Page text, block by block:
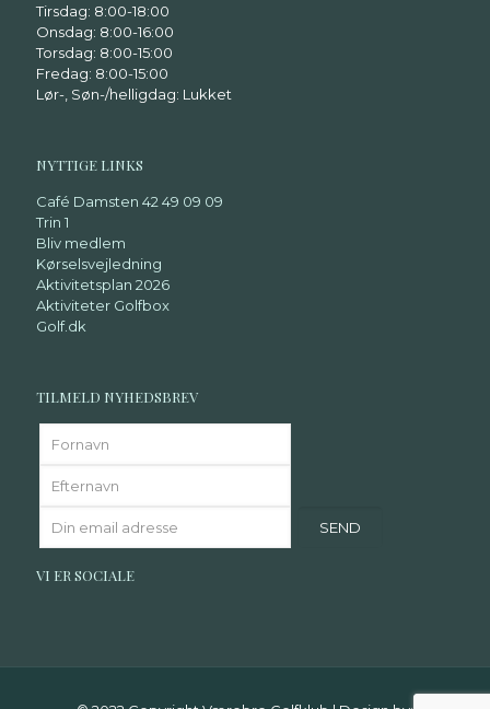
Tirsdag: 8:00-18:00
Onsdag: 8:00-16:00
Torsdag: 8:00-15:00
Fredag: 8:00-15:00
Lør-, Søn-/helligdag: Lukket
NYTTIGE LINKS
Café Damsten 42 49 09 09
Trin 1
Bliv medlem
Kørselsvejledning
Aktivitetsplan 2026
Aktiviteter Golfbox
Golf.dk
TILMELD NYHEDSBREV
VI ER SOCIALE